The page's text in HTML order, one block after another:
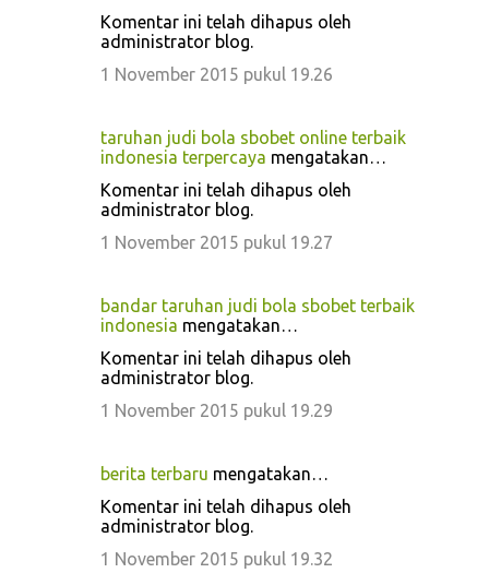
Komentar ini telah dihapus oleh
administrator blog.
1 November 2015 pukul 19.26
taruhan judi bola sbobet online terbaik
indonesia terpercaya mengatakan…
Komentar ini telah dihapus oleh
administrator blog.
1 November 2015 pukul 19.27
bandar taruhan judi bola sbobet terbaik
indonesia mengatakan…
Komentar ini telah dihapus oleh
administrator blog.
1 November 2015 pukul 19.29
berita terbaru mengatakan…
Komentar ini telah dihapus oleh
administrator blog.
1 November 2015 pukul 19.32